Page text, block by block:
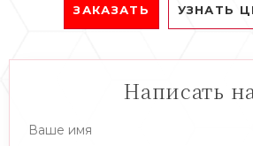
ЗАКАЗАТЬ УЗНАТЬ
Написать